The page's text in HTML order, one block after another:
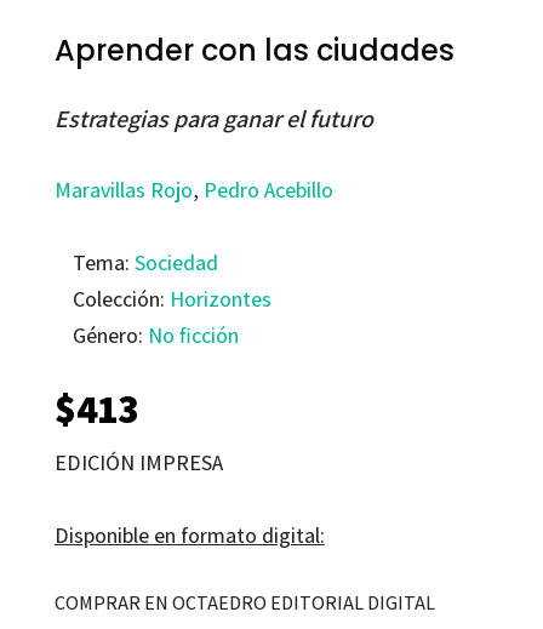
Aprender con las ciudades
Estrategias para ganar el futuro
Maravillas Rojo, Pedro Acebillo
Tema: Sociedad
Colección: Horizontes
Género: No ficción
$413
EDICIÓN IMPRESA
Disponible en formato digital:
COMPRAR EN OCTAEDRO EDITORIAL DIGITAL